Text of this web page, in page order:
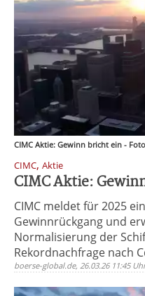
CIMC Aktie: Gewinn bricht ein -
CIMC, Aktie
CIMC Aktie:
CIMC meldet für 2025
Gewinnrückgang und
Normalisierung der
Rekordnachfrage nach
boerse-global.de, 26.03.26 11:45